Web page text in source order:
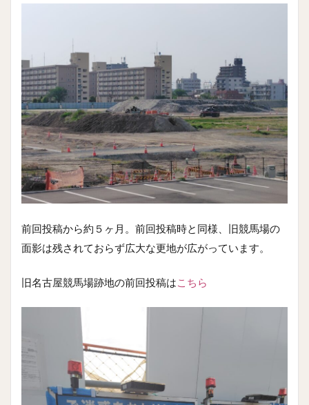
前回投稿から約５ヶ月。前回投稿時と同様、旧競馬場の
面影は残されておらず広大な更地が広がっています。
旧名古屋競馬場跡地の前回投稿は こちら